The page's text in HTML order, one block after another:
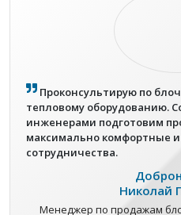
Проконсультирую по
тепловому оборудованию.
инженерами подготовим
максимально комфортные
сотрудничества.
Николай
Менеджер по продажам